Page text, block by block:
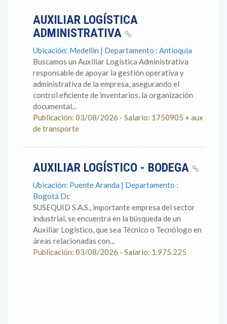
AUXILIAR LOGÍSTICA
ADMINISTRATIVA
Ubicación: Medellin | Departamento : Antioquia
Buscamos un Auxiliar Logística Administrativa
responsable de apoyar la gestión operativa y
administrativa de la empresa, asegurando el
control eficiente de inventarios, la organización
documental...
Publicación: 03/08/2026 - Salario: 1750905 + aux
de transporte
AUXILIAR LOGÍSTICO - BODEGA
Ubicación: Puente Aranda | Departamento :
Bogotá Dc
SUSEQUID S.A.S., importante empresa del sector
industrial, se encuentra en la búsqueda de un
Auxiliar Logístico, que sea Técnico o Tecnólogo en
áreas relacionadas con...
Publicación: 03/08/2026 - Salario: 1.975.225